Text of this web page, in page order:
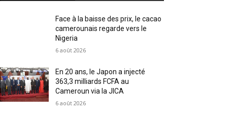
Face à la baisse des prix, le cacao
camerounais regarde vers le
Nigeria
6 août 2026
En 20 ans, le Japon a injecté
363,3 milliards FCFA au
Cameroun via la JICA
6 août 2026